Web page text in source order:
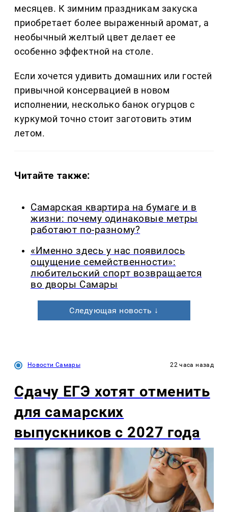
месяцев. К зимним праздникам закуска
приобретает более выраженный аромат, а
необычный желтый цвет делает ее
особенно эффектной на столе.
Если хочется удивить домашних или гостей
привычной консервацией в новом
исполнении, несколько банок огурцов с
куркумой точно стоит заготовить этим
летом.
Читайте также:
Самарская квартира на бумаге и в
жизни: почему одинаковые метры
работают по-разному?
«Именно здесь у нас появилось
ощущение семейственности»:
любительский спорт возвращается
во дворы Самары
Следующая новость ↓
Новости Самары 22 часа назад
Сдачу ЕГЭ хотят отменить
для самарских
выпускников с 2027 года